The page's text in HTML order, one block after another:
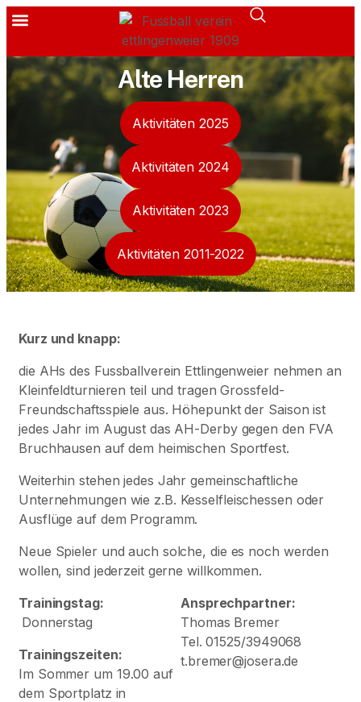
Alte Herren
Aktivitäten 2025
Aktivitäten 2024
Aktivitäten 2023
Aktivitäten 2011-2022
Kurz und knapp:
die AHs des Fussballverein Ettlingenweier nehmen an
Kleinfeldturnieren teil und tragen Grossfeld-
Freundschaftsspiele aus. Höhepunkt der Saison ist
jedes Jahr im August das AH-Derby gegen den FVA
Bruchhausen auf dem heimischen Sportfest.
Weiterhin stehen jedes Jahr gemeinschaftliche
Unternehmungen wie z.B. Kesselfleischessen oder
Ausflüge auf dem Programm.
Neue Spieler und auch solche, die es noch werden
wollen, sind jederzeit gerne willkommen.
Trainingstag:
Donnerstag
Trainingszeiten:
Im Sommer um 19.00 auf
dem Sportplatz in
Ansprechpartner:
Thomas Bremer
Tel. 01525/3949068
t.bremer@josera.de